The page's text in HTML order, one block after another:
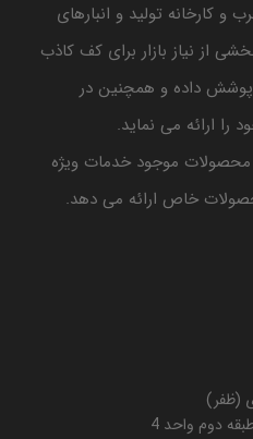
و کارخانه تولید و انبارهای
از نیاز بازار برای کف کاذب
پوشش داده و همچنین در
ارائه می نماید.
محصولات موجود خدمات ویژه
خاص ارائه می دهد.
(ظفر)